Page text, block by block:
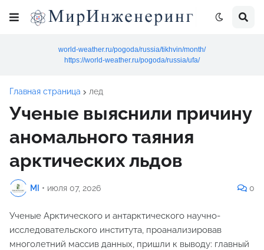
world-weather.ru/pogoda/russia/tikhvin/month/
https://world-weather.ru/pogoda/russia/ufa/
Главная страница лед
Ученые выяснили причину
аномального таяния
арктических льдов
MI • июля 07, 2026 0
Ученые Арктического и антарктического научно-
исследовательского института, проанализировав
многолетний массив данных, пришли к выводу: главный